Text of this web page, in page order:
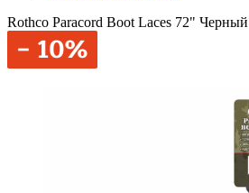
Rothco Paracord Boot Laces 72" Черный